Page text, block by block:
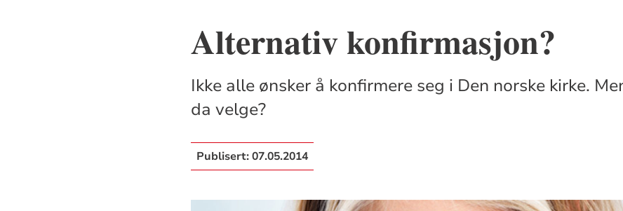
Alternativ konfirmasjon?
Ikke alle ønsker å konfirmere seg i Den norske kirke.
da velge?
Publisert:07.05.2014